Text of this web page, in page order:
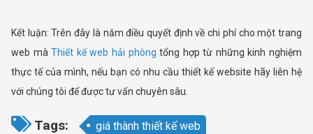
Kết luận: Trên đây là năm điều quyết định về chi phí cho một trang
web màThiết kế web hải phòng tổng hợp từ những kinh nghiệm
thực tế của mình, nếu bạn có nhu cầu thiết kế website hãy liên hệ
với chúng tôi để được tư vấn chuyên sâu.
Tags: giá thành thiết kế web